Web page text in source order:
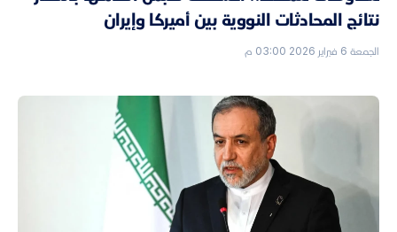
نتائج المحادثات النووية بين أميركا وإيران
الجمعة 6 فبراير 2026 03:00 م